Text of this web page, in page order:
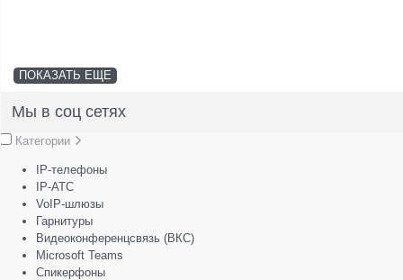
ПОКАЗАТЬ ЕЩЕ
Мы в соц сетях
Категории
IP-телефоны
IP-АТС
VoIP-шлюзы
Гарнитуры
Видеоконференцсвязь (ВКС)
Microsoft Teams
Спикерфоны